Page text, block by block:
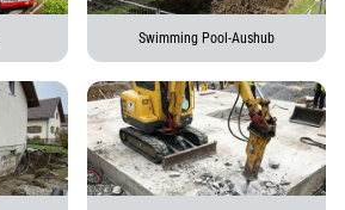
Swimming Pool-Aushub